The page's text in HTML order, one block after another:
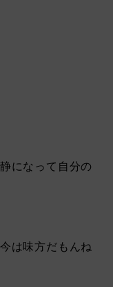
になって自分の
は味方だもんね